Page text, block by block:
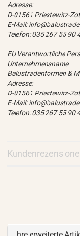
Adresse:
D-01561 Priestewitz-
E-Mail:
Telefon: 035 267 55 90
EU Verantwortliche
Unternehmensname
Balustradenformen &
Adresse:
D-01561 Priestewitz-
E-Mail:
Telefon: 035 267 55 90